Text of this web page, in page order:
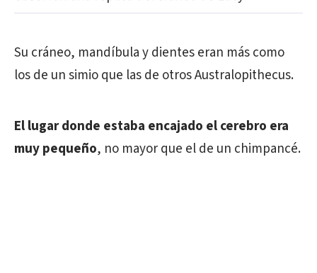
Su cráneo, mandíbula y dientes eran más como
los de un simio que las de otros Australopithecus.
El lugar donde estaba encajado el cerebro era
muy pequeño, no mayor que el de un chimpancé.